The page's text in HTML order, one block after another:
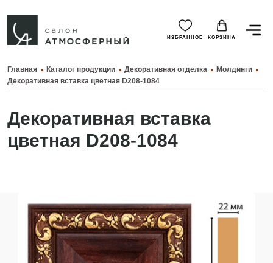
ИЗБРАННОЕ КОРЗИНА
Главная Каталог продукции Декоративная отделка
Молдинги
Декоративная вставка цветная D208-1084
Декоративная вставка
цветная D208-1084